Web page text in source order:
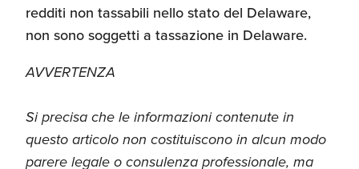
redditi non tassabili nello stato del Delaware,
non sono soggetti a tassazione in Delaware.
AVVERTENZA
Si precisa che le informazioni contenute in
questo articolo non costituiscono in alcun modo
parere legale o consulenza professionale, ma